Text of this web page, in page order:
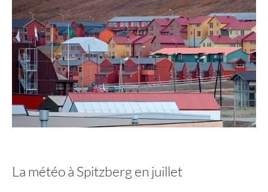
La météo à Spitzberg en juillet